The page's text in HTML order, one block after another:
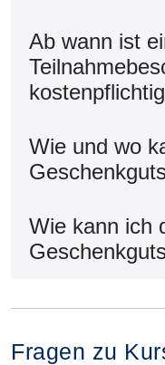
Ab wann ist
Wie und wo
Wie kann ich
Fragen zu